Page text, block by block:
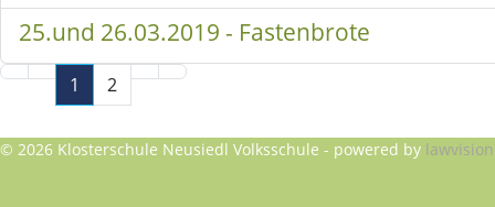
25.und 26.03.2019 - Fastenbrote
1 2
© 2026 Klosterschule Neusiedl Volksschule - powered by lawvision